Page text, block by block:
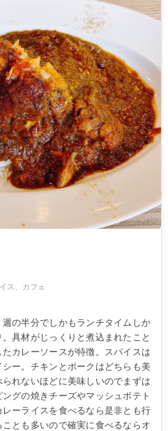
ス、カフェ
の半分でしかもランチタイムしか
具材がじっくりと煮込まれたこと
カレーソースが特徴。スパイスは
ー。チキンとポークはどちらも美
れないほどに美味しいのでまずは
グの焼きチーズやマッシュポテト
ーライスを食べるなら是非とも行
とも多いので確実に食べるならオ